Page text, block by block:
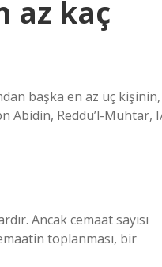
az kaç
başka en az üç kişinin,
Abidin, Reddu’l-Muhtar,
Ancak cemaat sayısı
toplanması, bir